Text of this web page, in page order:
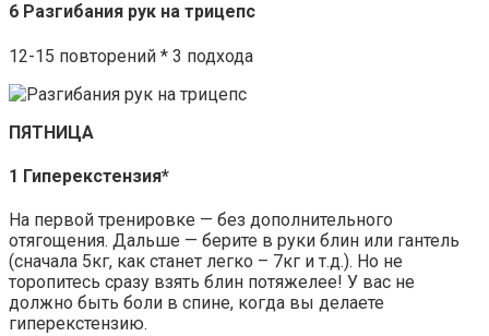
6 Разгибания рук на трицепс
12-15 повторений * 3 подхода
ПЯТНИЦА
1 Гиперекстензия*
На первой тренировке — без дополнительного
отягощения. Дальше — берите в руки блин или гантель
(сначала 5кг, как станет легко – 7кг и т.д.). Но не
торопитесь сразу взять блин потяжелее! У вас не
должно быть боли в спине, когда вы делаете
гиперекстензию.